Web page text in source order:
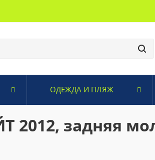
ОДЕЖДА И ПЛЯЖ
2012, задняя